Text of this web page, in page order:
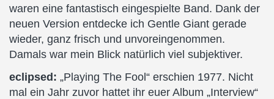
waren eine fantastisch eingespielte Band. Dank der
neuen Version entdecke ich Gentle Giant gerade
wieder, ganz frisch und unvoreingenommen.
Damals war mein Blick natürlich viel subjektiver.
eclipsed: „Playing The Fool“ erschien 1977. Nicht
mal ein Jahr zuvor hattet ihr euer Album „Interview“